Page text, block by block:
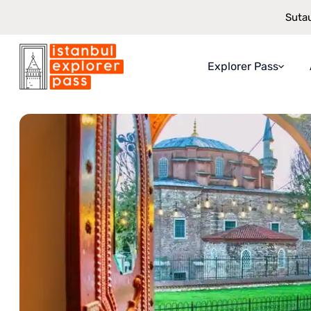
Explorer Pass
Ką gaunate
Kaip tai veikia
Taupymo
Istanbul Explorer Pass